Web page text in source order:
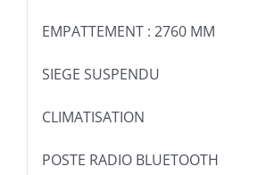
EMPATTEMENT : 2760 MM
SIEGE SUSPENDU
CLIMATISATION
POSTE RADIO BLUETOOTH